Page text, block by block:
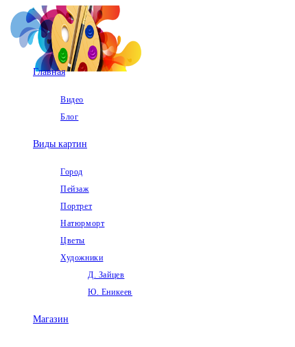
Перейти
содержимому
Главная
Видео
Блог
Виды картин
Город
Пейзаж
Портрет
Натюрморт
Цветы
Художники
Д. Зайцев
Ю. Еникеев
Магазин